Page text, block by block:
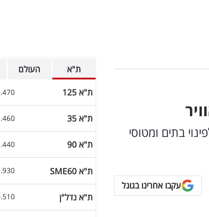
בתים ומטוסי
עקבו אחרינו בגוגל
ת"א העולם
ת"א 125
ת"א 35
ת"א 90
ת"א SME60
ת"א נדל"ן